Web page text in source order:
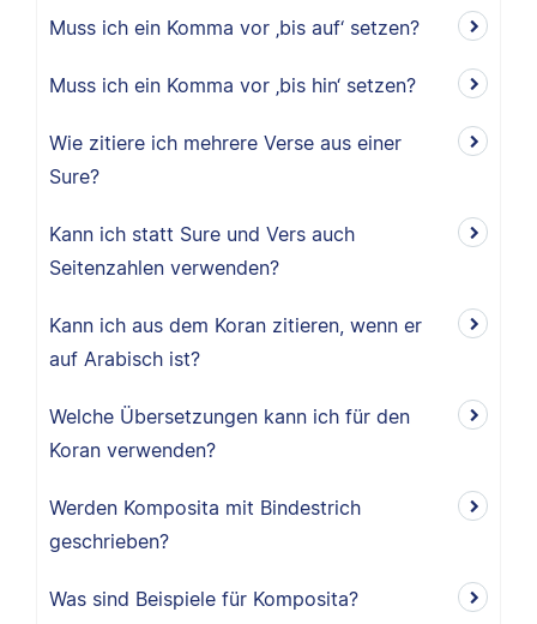
Muss ich ein Komma vor ‚bis auf‘ setzen?
Muss ich ein Komma vor ‚bis hin‘ setzen?
Wie zitiere ich mehrere Verse aus einer
Sure?
Kann ich statt Sure und Vers auch
Seitenzahlen verwenden?
Kann ich aus dem Koran zitieren, wenn er
auf Arabisch ist?
Welche Übersetzungen kann ich für den
Koran verwenden?
Werden Komposita mit Bindestrich
geschrieben?
Was sind Beispiele für Komposita?